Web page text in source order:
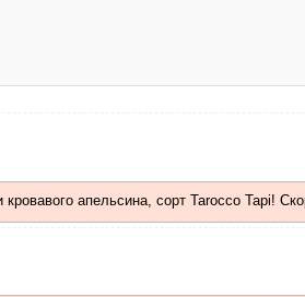
апельсина, сорт Tarocco Tapi!